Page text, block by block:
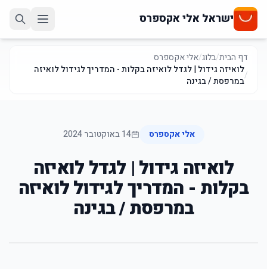
ישראל אלי אקספרס
דף הבית/בלוג/אלי אקספרס
/לואיזה גידול | לגדל לואיזה בקלות - המדריך לגידול לואיזה
במרפסת / בגינה
אלי אקספרס 14 באוקטובר 2024
לואיזה גידול | לגדל לואיזה
בקלות - המדריך לגידול לואיזה
במרפסת / בגינה